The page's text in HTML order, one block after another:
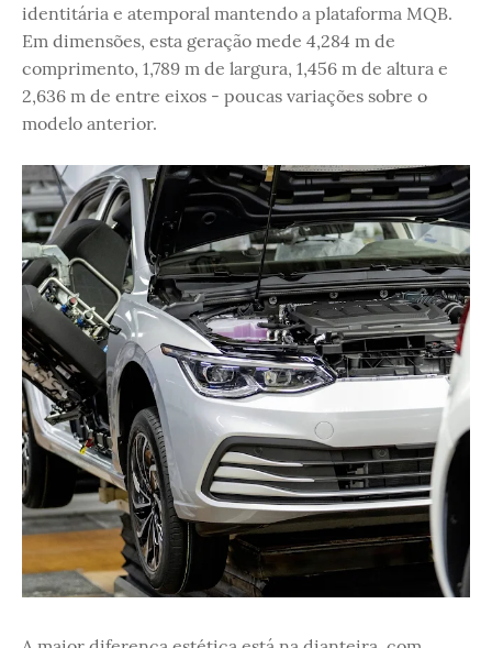
identitária e atemporal mantendo a plataforma MQB.
Em dimensões, esta geração mede 4,284 m de
comprimento, 1,789 m de largura, 1,456 m de altura e
2,636 m de entre eixos - poucas variações sobre o
modelo anterior.